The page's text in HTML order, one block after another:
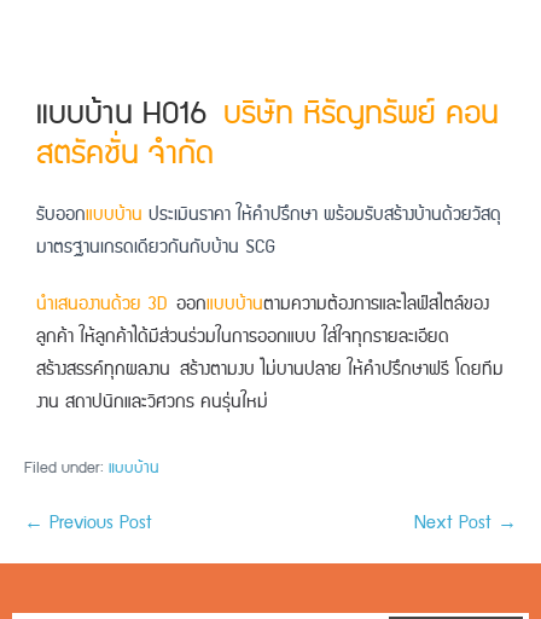
แบบบ้าน H016 บริษัท หิรัญทรัพย์ คอน
สตรัคชั่น จำกัด​
รับออกแบบบ้าน ประเมินราคา ให้คำปรึกษา พร้อมรับสร้างบ้านด้วยวัสดุ
มาตรฐานเกรดเดียวกันกับบ้าน SCG
นำเสนองานด้วย 3D ออกแบบบ้านตามความต้องการและไลฟ์สไตล์ของ
ลูกค้า ให้ลูกค้าได้มีส่วนร่วมในการออกแบบ ใส่ใจทุกรายละเอียด
สร้างสรรค์ทุกผลงาน สร้างตามงบ ไม่บานปลาย ให้คำปรึกษาฟรี โดยทีม
งาน สถาปนิกและวิศวกร คนรุ่นใหม่
Filed under: แบบบ้าน
← Previous Post Next Post →